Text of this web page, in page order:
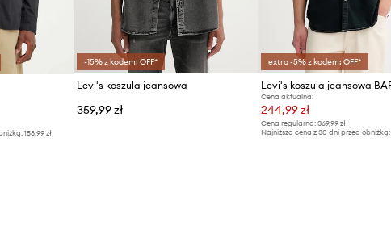
158,99 zł
-15% z kodem: OFF*
Levi's koszula jeansowa
359,99 zł
extra -5% z kodem: OFF*
Cena aktualna:
244,99 zł
Cena regularna: 369,99 zł
Najniższa cena z 30 dni przed obniżką: